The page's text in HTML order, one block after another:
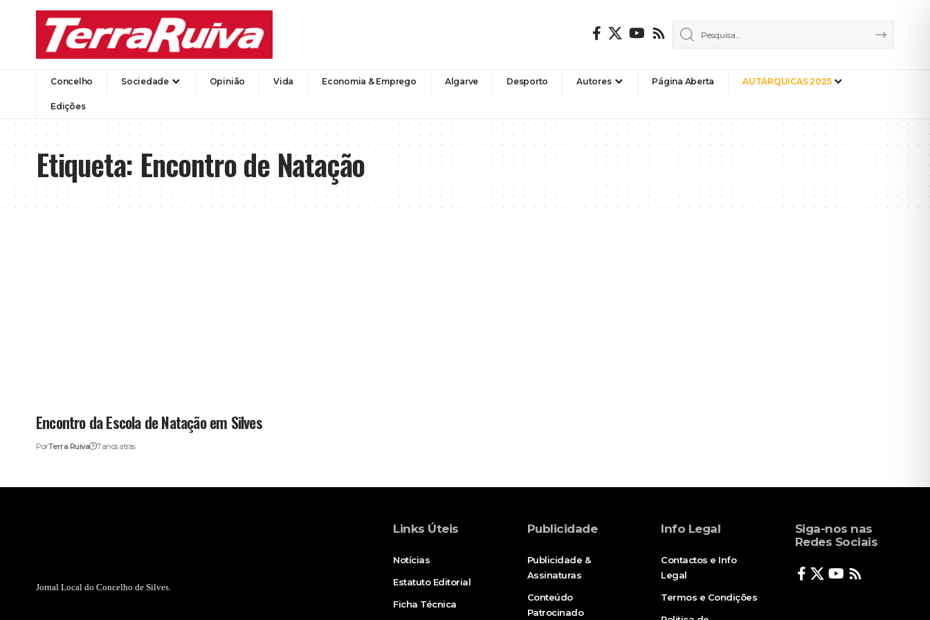
Concelho Sociedade Opinião Vida Economia & Emprego Algarve Desporto Autores Página Aberta AUTÁRQUICAS 2025
Edições
Etiqueta:Encontro de Natação
Encontro da Escola de Natação em Silves
PorTerra Ruiva 7 anos atrás
Jornal Local do Concelho de Silves.
Links Úteis
Notícias
Estatuto Editorial
Ficha Técnica
Publicidade
Publicidade &
Assinaturas
Conteúdo
Patrocinado
Info Legal
Contactos e Info
Legal
Termos e Condições
Siga-nos nas
Redes Sociais